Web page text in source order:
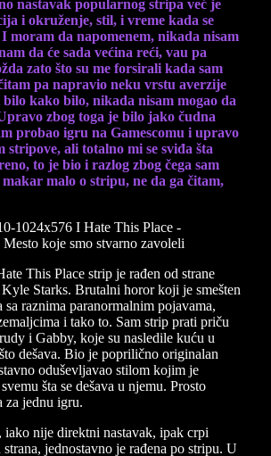
nastavak popularnog stripa već je
i okruženje, stil, i vreme kada se
moram da napomenem, nikada nisam
da će sada većina reći, vau pa
zato što su me forsirali kada sam
pa napravio neku vrstu averzije
kako bilo, nikada nisam mogao da
zbog toga je bilo jako čudna
probao igru na Gamescomu i upravo
stripove, ali totalno mi se sviđa šta
to je bio i razlog zbog čega sam
malo o stripu, ne da ga čitam,
This Place strip je rađen od strane
Starks. Brutalni horor koji je smešten
raznima paranormalnim pojavama,
i tako to. Sam strip prati priču
i Gabby, koje su nasledile kuću u
dešava. Bio je poprilično originalan
oduševljavao stilom kojim je
šta se dešava u njemu. Prosto
za jednu igru.
iako nije direktni nastavak, ipak crpi
jednostavno je rađena po stripu. U